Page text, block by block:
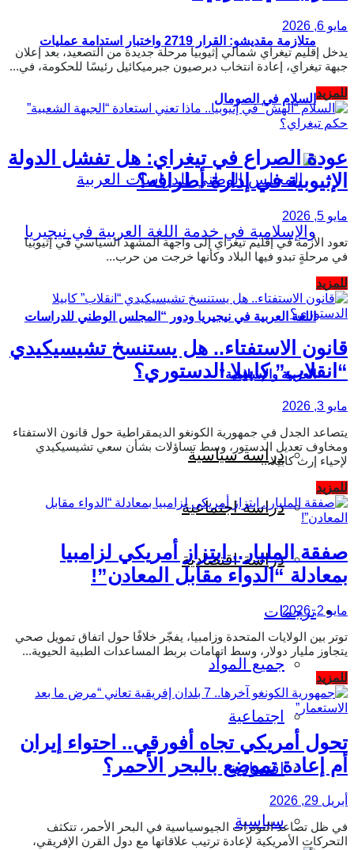
متلازمة مقديشو: القرار 2719 واختبار استدامة عمليات
السلام في الصومال
اللغة العربية في نيجيريا ودور “المجلس الوطني للدراسات
العربية والإسلامية”
دراسة سياسية
دراسة اجتماعية
دراسة اقتصادية
ترجمات
جميع المواد
اجتماعية
اقتصادية
سياسية
مايو 6, 2026
يدخل إقليم تيغراي شمالي إثيوبيا مرحلة جديدة من التصعيد، بعد إعلان
جبهة تيغراي، إعادة انتخاب دبرصيون جبرميكائيل رئيسًا للحكومة، في...
للمزيدDetails
عودة الصراع في تيغراي: هل تفشل الدولة
الإثيوبية في إدارة أطرافه؟
مايو 5, 2026
تعود الأزمة في إقليم تيغراي إلى واجهة المشهد السياسي في إثيوبيا
في مرحلةٍ تبدو فيها البلاد وكأنها خرجت من حرب...
للمزيدDetails
قانون الاستفتاء.. هل يستنسخ تشيسيكيدي
“انقلاب” كابيلا الدستوري؟
مايو 3, 2026
يتصاعد الجدل في جمهورية الكونغو الديمقراطية حول قانون الاستفتاء
ومخاوف تعديل الدستور، وسط تساؤلات بشأن سعي تشيسيكيدي
لإحياء إرث كابيلا...
للمزيدDetails
صفقة المليار.. ابتزاز أمريكي لزامبيا
بمعادلة “الدواء مقابل المعادن”!
مايو 2, 2026
توتر بين الولايات المتحدة وزامبيا، يفجّر خلافًا حول اتفاق تمويل صحي
يتجاوز مليار دولار، وسط اتهامات بربط المساعدات الطبية الحيوية...
للمزيدDetails
تحول أمريكي تجاه أفورقي.. احتواء إيران
أم إعادة تموضع بالبحر الأحمر؟
أبريل 29, 2026
في ظل تصاعد التوترات الجيوسياسية في البحر الأحمر، تتكثف
التحركات الأمريكية لإعادة ترتيب علاقاتها مع دول القرن الإفريقي،